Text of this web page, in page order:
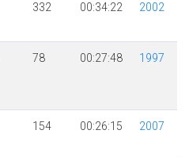
332 00:34:22 2002
78 00:27:48 1997
154 00:26:15 2007